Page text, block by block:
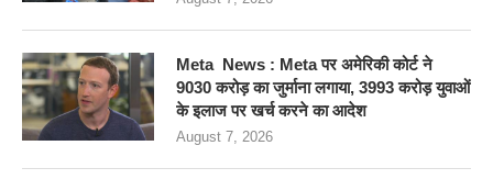
Meta News : Meta पर अमेरिकी कोर्ट ने
9030 करोड़ का जुर्माना लगाया, 3993 करोड़ युवाओं
के इलाज पर खर्च करने का आदेश
August 7, 2026